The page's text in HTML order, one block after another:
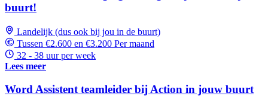
buurt!
Landelijk (dus ook bij jou in de buurt)
Tussen €2.600 en €3.200 Per maand
32 - 38 uur per week
Lees meer
Word Assistent teamleider bij Action in jouw buurt